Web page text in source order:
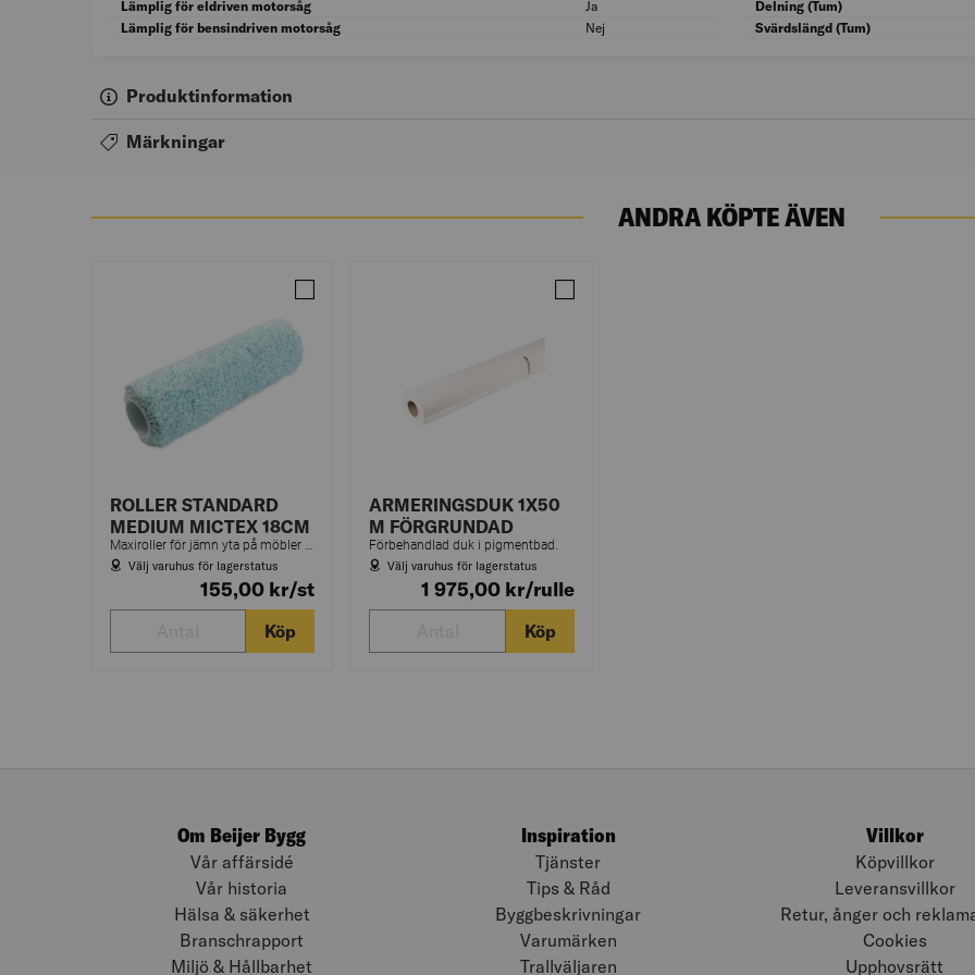
Lämplig för eldriven motorsåg
Ja
Lämplig för eldriven motorsåg: Ja
Lämplig för bensindriven motorsåg
Nej Lämplig för bensindriven motorsåg: Nej
Delning (Tum)
Svärdslängd (Tum)
Produktinformation
Märkningar
ANDRA KÖPTE ÄVEN
ROLLER STANDARD
MEDIUM MICTEX 18CM
Välj varuhus för lagerstatus
155,00 kr/st
Köp
Jämför ROLLER STANDARD MEDIUM MICTEX 18CM
ARMERINGSDUK 1X50
M FÖRGRUNDAD
Förbehandlad duk i pigmentbad.
Välj varuhus för lagerstatus
1 975,00 kr/rulle
Köp
Jämför ARMERINGSDUK 1X50 M FÖRGRUNDAD
Om Beijer Bygg
Vår affärsidé
Vår historia
Hälsa & säkerhet
Branschrapport
Miljö & Hållbarhet
Inspiration
Tjänster
Tips & Råd
Byggbeskrivningar
Varumärken
Trallväljaren
Villkor
Köpvillkor
Leveransvillkor
Retur, ånger och
Cookies
Upphovsrätt